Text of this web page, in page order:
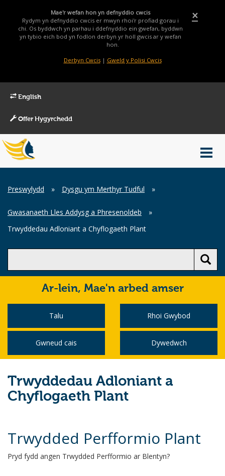
×
Mae'r wefan hon yn defnyddio cwcis
Rydym yn defnyddio cwcis er mwyn rhoi'r profiad gorau i
chi. Os byddwch yn parhau i ddefnyddio ein gwefan, byddwn
yn tybio eich bod yn fodlon derbyn yr holl gwcis ar y wefan
hon.
Derbyn Cwcis| Gweld y Polisi Cwcis
English
Offer Hygyrchedd
Main
Menu
Breadcrumb
Preswylydd » Dysgu ym Merthyr Tudful »
Gwasanaeth Lles Addysg a Phresenoldeb
»
Trwyddedau Adloniant a Chyflogaeth Plant
Ar-lein, Mae'n arbed amser
Talu Rhoi Gwybod
Gwneud cais Dywedwch
Trwyddedau Adloniant a
Chyflogaeth Plant
Trwydded Perfformio Plant
Pryd fydd angen Trwydded Perfformio ar Blentyn?